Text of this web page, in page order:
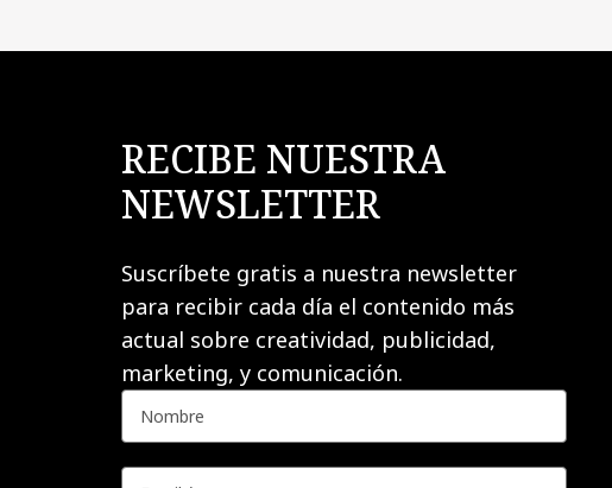
RECIBE NUESTRA
NEWSLETTER
Suscríbete gratis a nuestra newsletter
para recibir cada día el contenido más
actual sobre creatividad, publicidad,
marketing, y comunicación.